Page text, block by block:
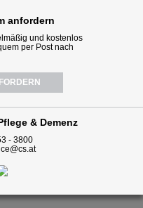
anfordern
und kostenlos
per Post nach
& Demenz
- 3800